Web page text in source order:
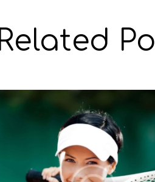
Related